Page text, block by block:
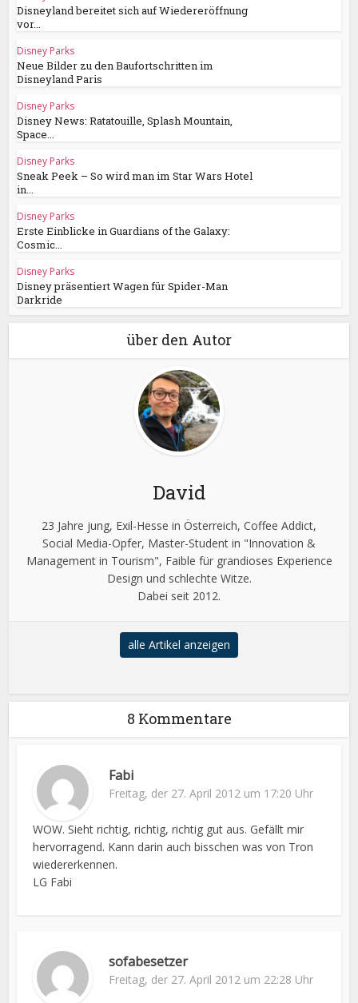
Disneyland bereitet sich auf Wiedereröffnung
vor...
Disney Parks
Neue Bilder zu den Baufortschritten im
Disneyland Paris
Disney Parks
Disney News: Ratatouille, Splash Mountain,
Space...
Disney Parks
Sneak Peek – So wird man im Star Wars Hotel
in...
Disney Parks
Erste Einblicke in Guardians of the Galaxy:
Cosmic...
Disney Parks
Disney präsentiert Wagen für Spider-Man
Darkride
über den Autor
David
23 Jahre jung, Exil-Hesse in Österreich, Coffee Addict,
Social Media-Opfer, Master-Student in "Innovation &
Management in Tourism", Faible für grandioses Experience
Design und schlechte Witze.
Dabei seit 2012.
alle Artikel anzeigen
8 Kommentare
Fabi
Freitag, der 27. April 2012 um 17:20 Uhr
WOW. Sieht richtig, richtig, richtig gut aus. Gefällt mir
hervorragend. Kann darin auch bisschen was von Tron
wiedererkennen.
LG Fabi
sofabesetzer
Freitag, der 27. April 2012 um 22:28 Uhr